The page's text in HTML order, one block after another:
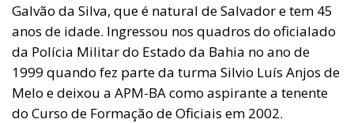
Galvão da Silva, que é natural de Salvador e tem 45
anos de idade. Ingressou nos quadros do oficialado
da Polícia Militar do Estado da Bahia no ano de
1999 quando fez parte da turma Silvio Luís Anjos de
Melo e deixou a APM-BA como aspirante a tenente
do Curso de Formação de Oficiais em 2002.